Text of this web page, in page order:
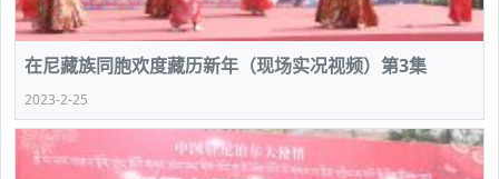
在尼藏族同胞欢度藏历新年（现场实况视频）第3集
2023-2-25